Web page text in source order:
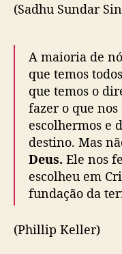
(Sadhu Sundar
A maioria de
que temos
que temos o
fazer o que
escolhermos e
destino. Mas
Deus. Ele nos
escolheu em
fundação da
(Phillip Keller)